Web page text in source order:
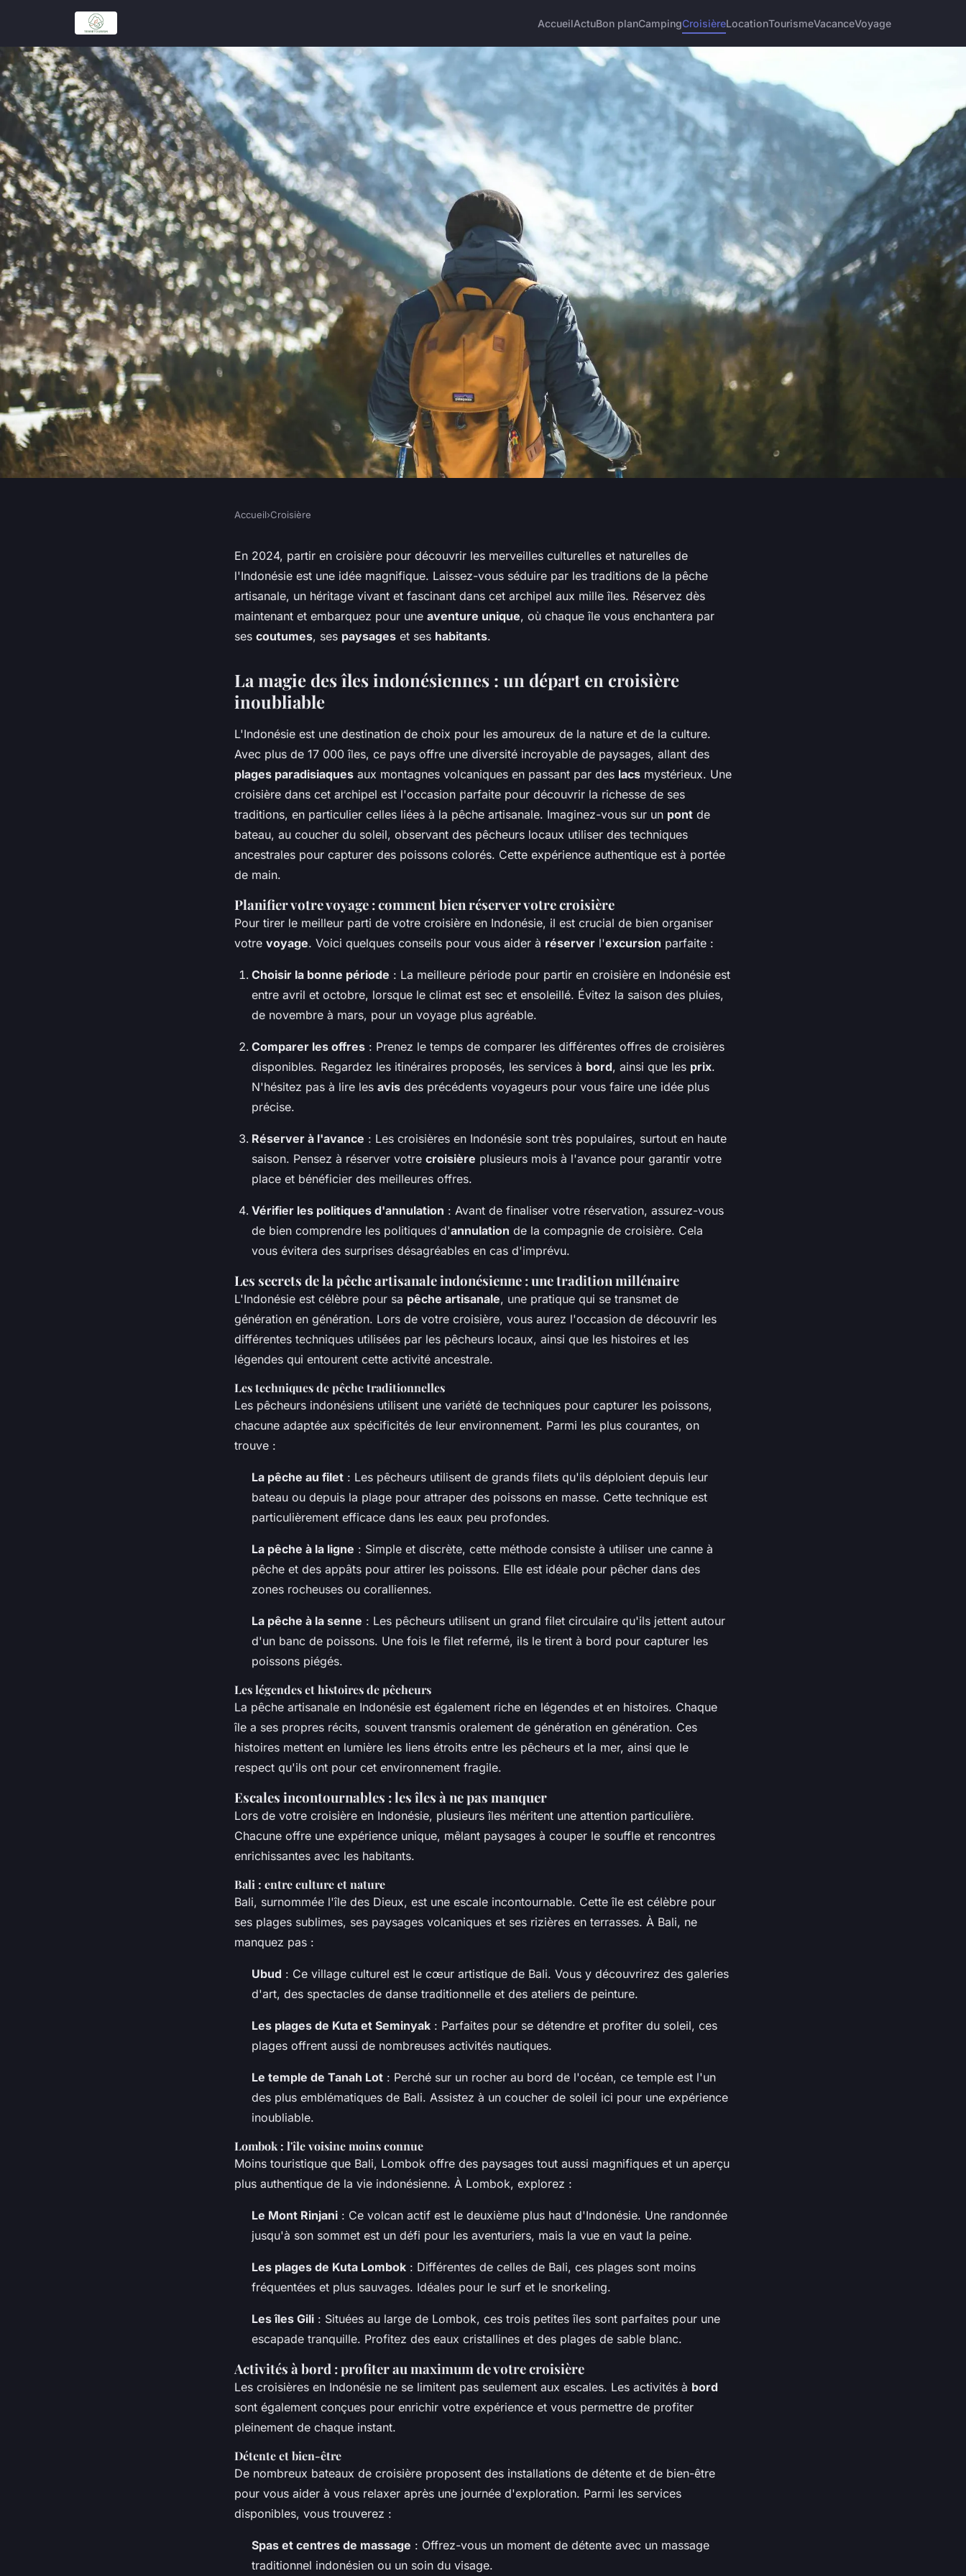
AccueilActuBon planCampingCroisièreLocationTourismeVacanceVoyage
Comment organiser une croisière
pour découvrir les traditions de la
pêche artisanale en Indonésie?
Accueil›Croisière
En 2024, partir en croisière pour découvrir les merveilles culturelles et naturelles de
l'Indonésie est une idée magnifique. Laissez-vous séduire par les traditions de la pêche
artisanale, un héritage vivant et fascinant dans cet archipel aux mille îles. Réservez dès
maintenant et embarquez pour une aventure unique, où chaque île vous enchantera par
ses coutumes, ses paysages et ses habitants.
La magie des îles indonésiennes : un départ en croisière
inoubliable
L'Indonésie est une destination de choix pour les amoureux de la nature et de la culture.
Avec plus de 17 000 îles, ce pays offre une diversité incroyable de paysages, allant des
plages paradisiaques aux montagnes volcaniques en passant par des lacs mystérieux. Une
croisière dans cet archipel est l'occasion parfaite pour découvrir la richesse de ses
traditions, en particulier celles liées à la pêche artisanale. Imaginez-vous sur un pont de
bateau, au coucher du soleil, observant des pêcheurs locaux utiliser des techniques
ancestrales pour capturer des poissons colorés. Cette expérience authentique est à portée
de main.
Planifier votre voyage : comment bien réserver votre croisière
Pour tirer le meilleur parti de votre croisière en Indonésie, il est crucial de bien organiser
votre voyage. Voici quelques conseils pour vous aider à réserver l'excursion parfaite :
Choisir la bonne période : La meilleure période pour partir en croisière en Indonésie est
entre avril et octobre, lorsque le climat est sec et ensoleillé. Évitez la saison des pluies,
de novembre à mars, pour un voyage plus agréable.
Comparer les offres : Prenez le temps de comparer les différentes offres de croisières
disponibles. Regardez les itinéraires proposés, les services à bord, ainsi que les prix.
N'hésitez pas à lire les avis des précédents voyageurs pour vous faire une idée plus
précise.
Réserver à l'avance : Les croisières en Indonésie sont très populaires, surtout en haute
saison. Pensez à réserver votre croisière plusieurs mois à l'avance pour garantir votre
place et bénéficier des meilleures offres.
Vérifier les politiques d'annulation : Avant de finaliser votre réservation, assurez-vous
de bien comprendre les politiques d'annulation de la compagnie de croisière. Cela
vous évitera des surprises désagréables en cas d'imprévu.
Les secrets de la pêche artisanale indonésienne : une tradition millénaire
L'Indonésie est célèbre pour sa pêche artisanale, une pratique qui se transmet de
génération en génération. Lors de votre croisière, vous aurez l'occasion de découvrir les
différentes techniques utilisées par les pêcheurs locaux, ainsi que les histoires et les
légendes qui entourent cette activité ancestrale.
Les techniques de pêche traditionnelles
Les pêcheurs indonésiens utilisent une variété de techniques pour capturer les poissons,
chacune adaptée aux spécificités de leur environnement. Parmi les plus courantes, on
trouve :
La pêche au filet : Les pêcheurs utilisent de grands filets qu'ils déploient depuis leur
bateau ou depuis la plage pour attraper des poissons en masse. Cette technique est
particulièrement efficace dans les eaux peu profondes.
La pêche à la ligne : Simple et discrète, cette méthode consiste à utiliser une canne à
pêche et des appâts pour attirer les poissons. Elle est idéale pour pêcher dans des
zones rocheuses ou coralliennes.
La pêche à la senne : Les pêcheurs utilisent un grand filet circulaire qu'ils jettent autour
d'un banc de poissons. Une fois le filet refermé, ils le tirent à bord pour capturer les
poissons piégés.
Les légendes et histoires de pêcheurs
La pêche artisanale en Indonésie est également riche en légendes et en histoires. Chaque
île a ses propres récits, souvent transmis oralement de génération en génération. Ces
histoires mettent en lumière les liens étroits entre les pêcheurs et la mer, ainsi que le
respect qu'ils ont pour cet environnement fragile.
Escales incontournables : les îles à ne pas manquer
Lors de votre croisière en Indonésie, plusieurs îles méritent une attention particulière.
Chacune offre une expérience unique, mêlant paysages à couper le souffle et rencontres
enrichissantes avec les habitants.
Bali : entre culture et nature
Bali, surnommée l'île des Dieux, est une escale incontournable. Cette île est célèbre pour
ses plages sublimes, ses paysages volcaniques et ses rizières en terrasses. À Bali, ne
manquez pas :
Ubud : Ce village culturel est le cœur artistique de Bali. Vous y découvrirez des galeries
d'art, des spectacles de danse traditionnelle et des ateliers de peinture.
Les plages de Kuta et Seminyak : Parfaites pour se détendre et profiter du soleil, ces
plages offrent aussi de nombreuses activités nautiques.
Le temple de Tanah Lot : Perché sur un rocher au bord de l'océan, ce temple est l'un
des plus emblématiques de Bali. Assistez à un coucher de soleil ici pour une expérience
inoubliable.
Lombok : l'île voisine moins connue
Moins touristique que Bali, Lombok offre des paysages tout aussi magnifiques et un aperçu
plus authentique de la vie indonésienne. À Lombok, explorez :
Le Mont Rinjani : Ce volcan actif est le deuxième plus haut d'Indonésie. Une randonnée
jusqu'à son sommet est un défi pour les aventuriers, mais la vue en vaut la peine.
Les plages de Kuta Lombok : Différentes de celles de Bali, ces plages sont moins
fréquentées et plus sauvages. Idéales pour le surf et le snorkeling.
Les îles Gili : Situées au large de Lombok, ces trois petites îles sont parfaites pour une
escapade tranquille. Profitez des eaux cristallines et des plages de sable blanc.
Activités à bord : profiter au maximum de votre croisière
Les croisières en Indonésie ne se limitent pas seulement aux escales. Les activités à bord
sont également conçues pour enrichir votre expérience et vous permettre de profiter
pleinement de chaque instant.
Détente et bien-être
De nombreux bateaux de croisière proposent des installations de détente et de bien-être
pour vous aider à vous relaxer après une journée d'exploration. Parmi les services
disponibles, vous trouverez :
Spas et centres de massage : Offrez-vous un moment de détente avec un massage
traditionnel indonésien ou un soin du visage.